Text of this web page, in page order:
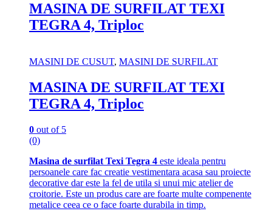
MASINA DE SURFILAT TEXI
TEGRA 4, Triploc
MASINI DE CUSUT, MASINI DE SURFILAT
MASINA DE SURFILAT TEXI
TEGRA 4, Triploc
0 out of 5
(0)
Masina de surfilat Texi Tegra 4 este ideala pentru
persoanele care fac creatie vestimentara acasa sau proiecte
decorative dar este la fel de utila si unui mic atelier de
croitorie. Este un produs care are foarte multe compenente
metalice ceea ce o face foarte durabila in timp.